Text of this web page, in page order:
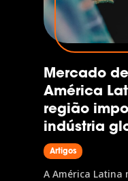
Mercado
América
região
indústria
Artigos
A América Latina